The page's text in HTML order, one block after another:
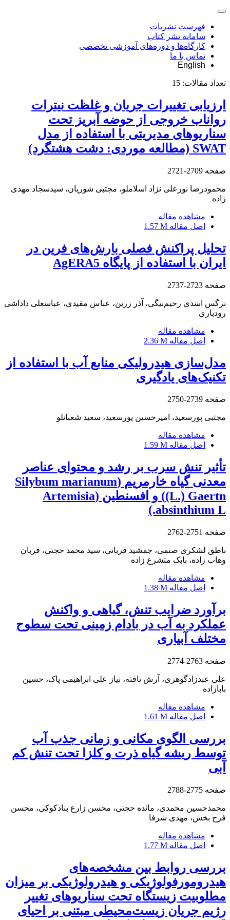
فهرست نشریات
سامانه نشر کتاب
کارگاه‌ها و دوره‌های آموزشی تخصصی
تماس با ما
English
تعداد مقالات: 15
ارزیابی تغییرات جریان و غلظت نیترات
رواناب خروجی از حوضه آبریز تحت
سناریوهای مدیریتی با استفاده از مدل
SWAT (مطالعه موردی: دشت هشتگرد)
صفحه 2709-2721
محمودرضا نورعلی نژاد اسلاملو، مجتبی شوریان، سیدسجاد مهدی
زاده
مشاهده مقاله
اصل مقاله 1.57 M
تحلیل پراکنش فصلی بارش‌های فرین در
ایران با استفاده از پایگاه AgERA5
صفحه 2723-2737
نرگس اسدی رحیم‌بیگی، آذر زرین، عباس مفیدی، عباسعلی داداشی
رودباری
مشاهده مقاله
اصل مقاله 2.36 M
مدل‌سازی هیدرولیکی منابع آب با استفاده از
تکنیک‌های یادگیری
صفحه 2739-2750
مجتبی پورسعید، امیرحسین پورسعید، سعید شعبانلو
مشاهده مقاله
اصل مقاله 1.59 M
تأثیر تنش سرب بر رشد و محتوای عناصر
معدنی گیاه خارمریم (Silybum marianum
(L.) Gaertn) و افسنطین (Artemisia
absinthium L.)
صفحه 2751-2762
ناطق لشکری صنمی، جمشید قربانی، سید محمد حجتی، قربان
وهاب زاده، بابک متشرع زاده
مشاهده مقاله
اصل مقاله 1.38 M
برآورد ضرایب‌ تنش، گیاهی و ‌واکنش
عملکرد به ‌آب در بادام‌ زمینی تحت سطوح
مختلف آبیاری
صفحه 2763-2774
علی عبدزادگوهری، آرش تافته، نیاز علی ابراهیمی پاک، حسین
بابازاده
مشاهده مقاله
اصل مقاله 1.61 M
بررسی الگوی مکانی و زمانی جذب آب
توسط ریشه گیاه ذرت و کلزا تحت تنش کم
آبی
صفحه 2775-2788
محمدحسین محمدی، مائده حجتی، محسن زارع بنادکوکی، محسن
فرح بخش، مهدی شرفا
مشاهده مقاله
اصل مقاله 1.77 M
بررسی روابط بین مشخصه‌های
هیدرومورفولوژیکی و هیدرولوژیکی بر میزان
مطلوبیت زیستگاه تحت سناریوهای تغییر
رژیم جریان زیست‌محیطی مبتنی بر احیای